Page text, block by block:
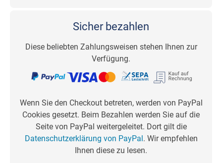
Sicher bezahlen
Diese beliebten Zahlungsweisen stehen Ihnen zur
Verfügung.
Wenn Sie den Checkout betreten, werden von PayPal
Cookies gesetzt. Beim Bezahlen werden Sie auf die
Seite von PayPal weitergeleitet. Dort gilt die
Datenschutzerklärung von PayPal. Wir empfehlen
Ihnen diese zu lesen.